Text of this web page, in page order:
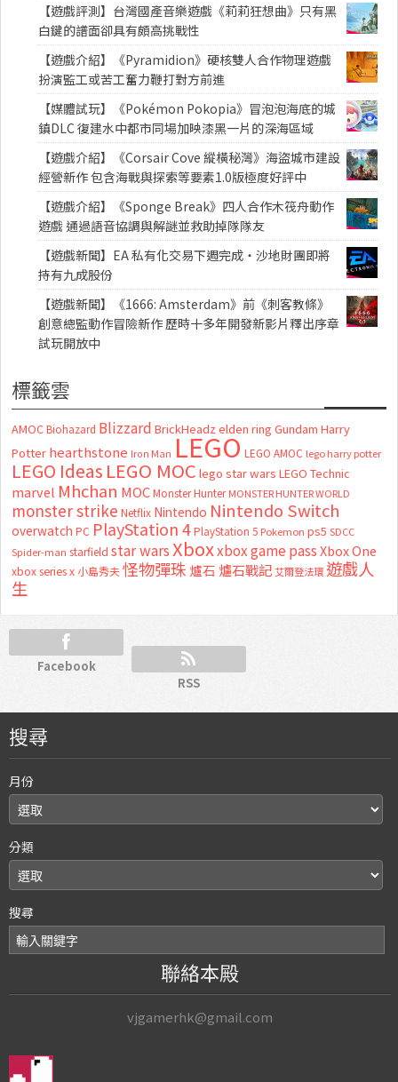
【遊戲評測】台灣國產音樂遊戲《莉莉狂想曲》只有黑
白鍵的譜面卻具有頗高挑戰性
【遊戲介紹】《Pyramidion》硬核雙人合作物理遊戲
扮演監工或苦工奮力鞭打對方前進
【媒體試玩】《Pokémon Pokopia》冒泡泡海底的城
鎮DLC 復建水中都市同場加映漆黑一片的深海區域
【遊戲介紹】《Corsair Cove 縱橫秘灣》海盜城市建設
經營新作 包含海戰與探索等要素1.0版極度好評中
【遊戲介紹】《Sponge Break》四人合作木筏舟動作
遊戲 通過語音協調與解謎並救助掉隊隊友
【遊戲新聞】EA 私有化交易下週完成・沙地財團即將
持有九成股份
【遊戲新聞】《1666: Amsterdam》前《刺客教條》
創意總監動作冒險新作 歷時十多年開發新影片釋出序章
試玩開放中
標籤雲
AMOC Biohazard Blizzard BrickHeadz elden ring Gundam Harry
Potter hearthstone Iron Man LEGO LEGO AMOC lego harry potter
LEGO Ideas LEGO MOC lego star wars LEGO Technic
marvel Mhchan MOC Monster Hunter MONSTER HUNTER WORLD
monster strike Netflix Nintendo Nintendo Switch
overwatch PC PlayStation 4 PlayStation 5 Pokemon ps5 SDCC
Spider-man starfield star wars Xboxxbox game passXbox One
xbox series x 小島秀夫怪物彈珠 爐石 爐石戰記艾爾登法環 遊戲人
生
Facebook
RSS
搜尋
月份
分類
搜尋
聯絡本殿
vjgamerhk@gmail.com